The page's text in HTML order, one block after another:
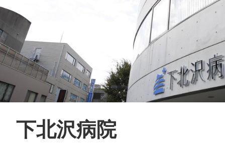
下北沢病院
日立
滋賀県